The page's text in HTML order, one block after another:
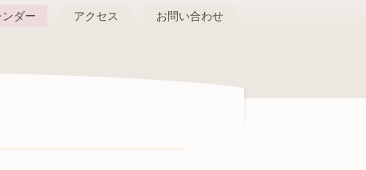
ダー アクセス お問い合わせ